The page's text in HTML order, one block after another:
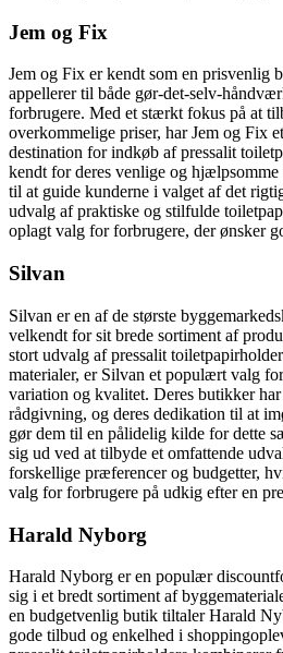
Jem og Fix
Jem og Fix er kendt som en prisvenlig
appellerer til både gør-det-selv-
forbrugere. Med et stærkt fokus på at
overkommelige priser, har Jem og Fix
destination for indkøb af pressalit
kendt for deres venlige og hjælpsomme
til at guide kunderne i valget af det
udvalg af praktiske og stilfulde
oplagt valg for forbrugere, der ønsker
Silvan
Silvan er en af de største
velkendt for sit brede sortiment af
stort udvalg af pressalit
materialer, er Silvan et populært valg
variation og kvalitet. Deres butikker
rådgivning, og deres dedikation til at
gør dem til en pålidelig kilde for dette
sig ud ved at tilbyde et omfattende
forskellige præferencer og budgetter,
valg for forbrugere på udkig efter en
Harald Nyborg
Harald Nyborg er en populær
sig i et bredt sortiment af
en budgetvenlig butik tiltaler Harald
gode tilbud og enkelhed i